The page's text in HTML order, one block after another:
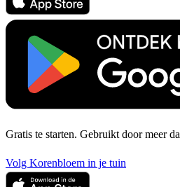
Gratis te starten. Gebruikt door meer
Volg Korenbloem in je tuin